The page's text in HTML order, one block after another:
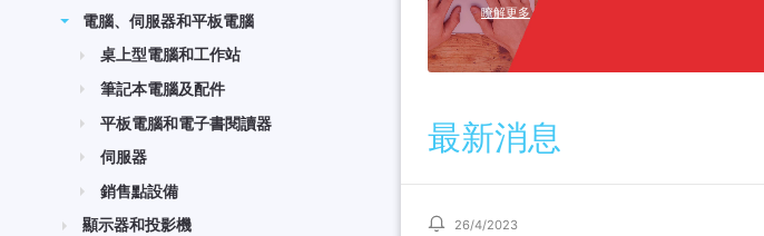
電腦、伺服器和平板電腦
桌上型電腦和工作站
筆記本電腦及配件
平板電腦和電子書閱讀器
伺服器
銷售點設備
顯示器和投影機
瞭解更多
最新消息
26/4/2023